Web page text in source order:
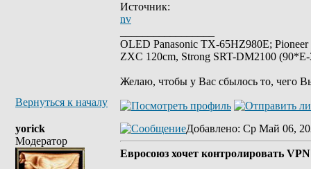
Источник:
nv
OLED Panasonic TX-65HZ980E;
ZXC 120cm, Strong SRT-DM2100
Желаю, чтобы у Вас сбылось то, чего
Вернуться к началу
yorick
Модератор
Добавлено: Ср Май 06,
Евросоюз хочет контролировать VPN